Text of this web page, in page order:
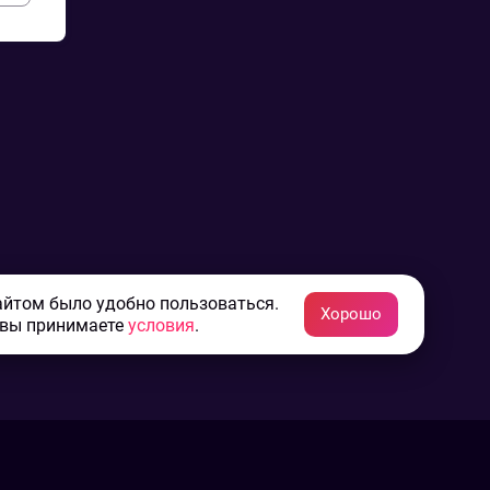
было удобно пользоваться.
принимаете условия.
Хорошо